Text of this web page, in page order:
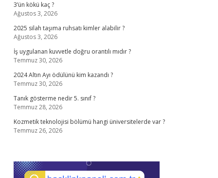
3’ün kökü kaç ?
Ağustos 3, 2026
2025 silah taşıma ruhsatı kimler alabilir ?
Ağustos 3, 2026
İş uygulanan kuvvetle doğru orantılı mıdır ?
Temmuz 30, 2026
2024 Altın Ayı ödülünü kim kazandı ?
Temmuz 30, 2026
Tanık gösterme nedir 5. sınıf ?
Temmuz 28, 2026
Kozmetik teknolojisi bölümü hangi üniversitelerde var ?
Temmuz 26, 2026